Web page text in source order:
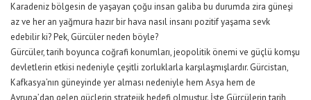
Karadeniz bölgesin de yaşayan çoğu insan galiba bu durumda zira güneşi
az ve her an yağmura hazır bir hava nasıl insanı pozitif yaşama sevk
edebilir ki? Pek, Gürcüler neden böyle?
Gürcüler, tarih boyunca coğrafi konumları, jeopolitik önemi ve güçlü komşu
devletlerin etkisi nedeniyle çeşitli zorluklarla karşılaşmışlardır. Gürcistan,
Kafkasya’nın güneyinde yer alması nedeniyle hem Asya hem de
Avrupa’dan gelen güçlerin stratejik hedefi olmuştur. İşte Gürcülerin tarih